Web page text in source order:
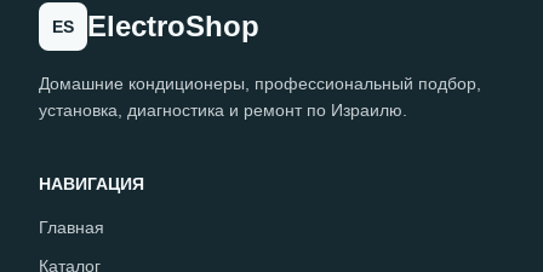
ES ElectroShop
Домашние кондиционеры, профессиональный подбор,
установка, диагностика и ремонт по Израилю.
НАВИГАЦИЯ
Главная
Каталог